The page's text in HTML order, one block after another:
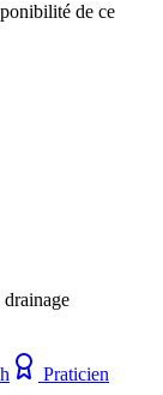
de ce
Praticien